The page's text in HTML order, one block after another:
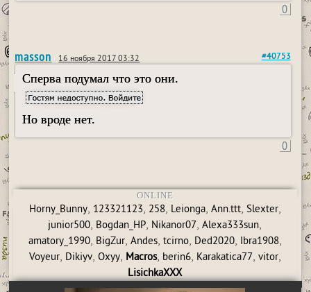
0
masson 16 ноября 2017 03:32 #40753
Сперва подумал что это они.
Но вроде нет.
0
ONLINE
Horny_Bunny, 123321123, 258, Leionga, Ann.ttt, Slexter,
junior500, Bogdan_HP, Nikanor07,Alexa333sun,
amatory_1990, BigZur, Andes, tcirno, Ded2020, Ibra1908,
Voyeur, Dikiyv, Oxyy, Macros, berin6, Karakatica77, vitor,
LisichkaXXX